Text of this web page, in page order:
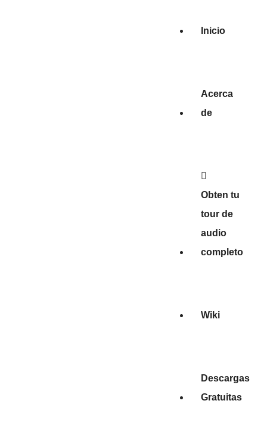
Inicio
Acerca
de
Obten tu
tour de
audio
completo
Wiki
Descargas
Gratuitas